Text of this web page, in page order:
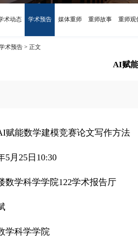
术动态 学术预告 媒体重师 重师故事 重师观
术预告 > 正文
AI赋
赋能数学建模竞赛论文写作方法
5月25日10:30
数学科学学院122学术报告厅
学科学学院